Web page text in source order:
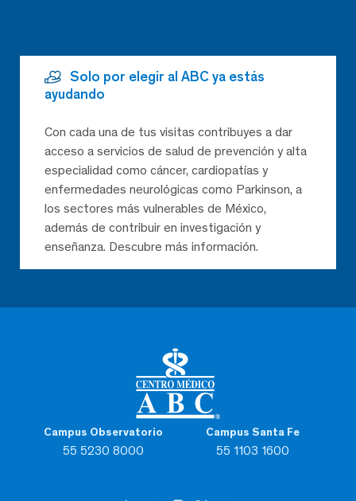
Campus Observatorio
55 5230 8000
Campus Santa Fe
55 1103 1600
Solo por elegir al ABC ya estás
ayudando
Con cada una de tus visitas contribuyes a dar
acceso a servicios de salud de prevención y alta
especialidad como cáncer, cardiopatías y
enfermedades neurológicas como Parkinson, a
los sectores más vulnerables de México,
además de contribuir en investigación y
enseñanza. Descubre más información.